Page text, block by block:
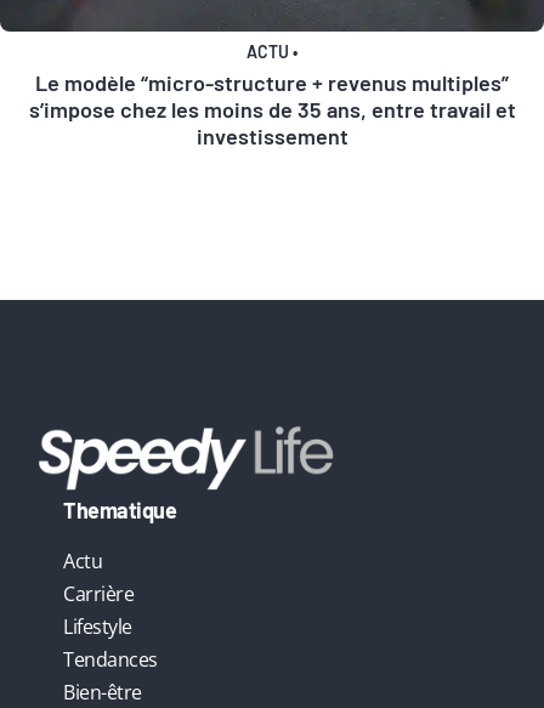
ACTU •
Le modèle “micro-structure + revenus multiples”
s’impose chez les moins de 35 ans, entre travail et
investissement
Thematique
Actu
Carrière
Lifestyle
Tendances
Bien-être